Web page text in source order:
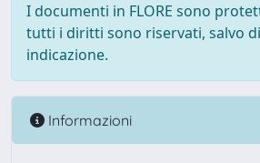
I documenti in FLORE sono
tutti i diritti sono riservati, salvo
indicazione.
Informazioni